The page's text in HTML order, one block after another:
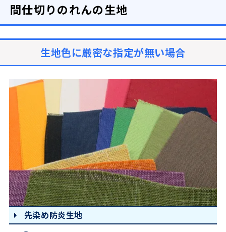
間仕切りのれんの生地
生地色に厳密な指定が無い場合
先染め防炎生地